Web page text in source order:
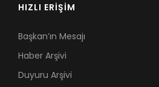
HIZLI ERİŞİM
Başkan’ın Mesajı
Haber Arşivi
Duyuru Arşivi